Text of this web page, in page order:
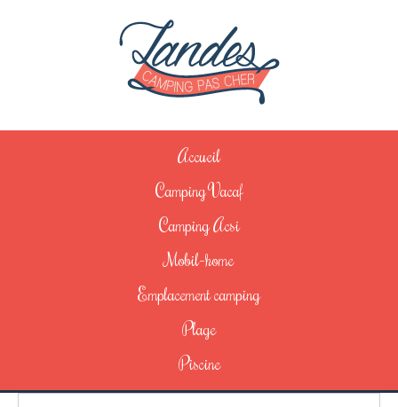
Accueil
Camping Vacaf
Camping Acsi
Mobil-home
Emplacement camping
Plage
Piscine